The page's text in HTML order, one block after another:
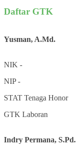
Daftar GTK
Yusman, A.Md.
NIK -
NIP-
STAT Tenaga Honor
GTK Laboran
Indry Permana, S.Pd.